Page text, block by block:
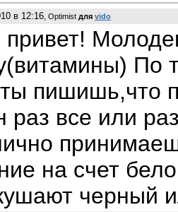
в 12:16 , Optimist для vido
привет!
По
пишишь,что
раз все или
на счет
черный